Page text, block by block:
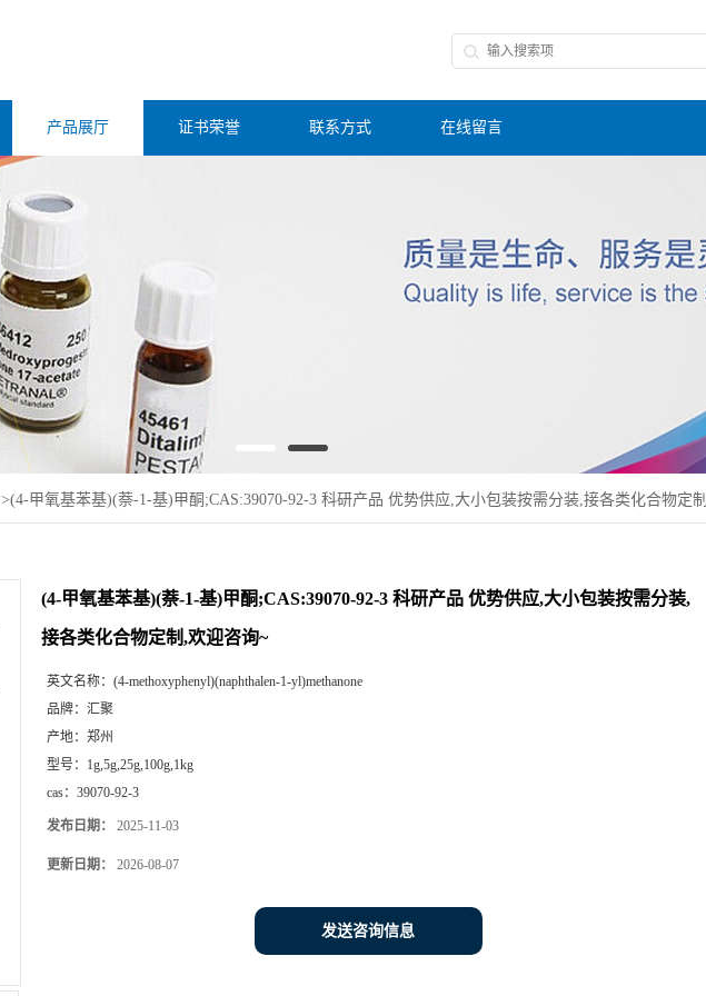
产品展厅 证书荣誉 联系方式 在线留言
>(4-甲氧基苯基)(萘-1-基)甲酮;CAS:39070-92-3 科研产品 优势供应,大小包装按需分装,接各类化合物定
(4-甲氧基苯基)(萘-1-基)甲酮;CAS:39070-92-3 科研产品 优势供应,大小包装按需分装,
接各类化合物定制,欢迎咨询~
英文名称： (4-methoxyphenyl)(naphthalen-1-yl)methanone
品牌： 汇聚
产地： 郑州
型号： 1g,5g,25g,100g,1kg
cas： 39070-92-3
发布日期： 2025-11-03
更新日期： 2026-08-07
发送咨询信息